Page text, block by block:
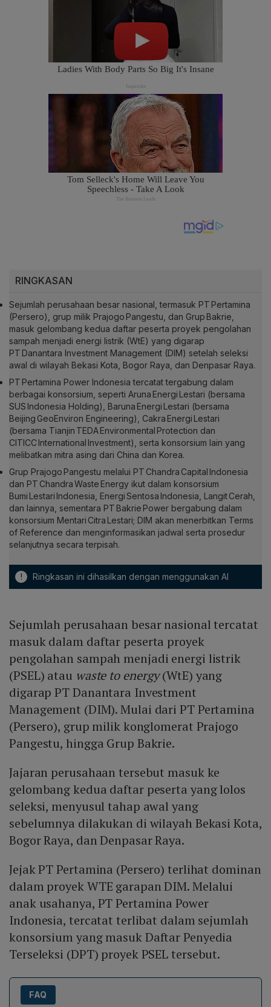
RINGKASAN
Sejumlah perusahaan besar nasional, termasuk PT Pertamina
(Persero), grup milik Prajogo Pangestu, dan Grup Bakrie,
masuk gelombang kedua daftar peserta proyek pengolahan
sampah menjadi energi listrik (WtE) yang digarap
PT Danantara Investment Management (DIM) setelah seleksi
awal di wilayah Bekasi Kota, Bogor Raya, dan Denpasar Raya.
PT Pertamina Power Indonesia tercatat tergabung dalam
berbagai konsorsium, seperti Aruna Energi Lestari (bersama
SUS Indonesia Holding), Baruna Energi Lestari (bersama
Beijing GeoEnviron Engineering), Cakra Energi Lestari
(bersama Tianjin TEDA Environmental Protection dan
CITICC International Investment), serta konsorsium lain yang
melibatkan mitra asing dari China dan Korea.
Grup Prajogo Pangestu melalui PT Chandra Capital Indonesia
dan PT Chandra Waste Energy ikut dalam konsorsium
Bumi Lestari Indonesia, Energi Sentosa Indonesia, Langit Cerah,
dan lainnya, sementara PT Bakrie Power bergabung dalam
konsorsium Mentari Citra Lestari; DIM akan menerbitkan Terms
of Reference dan menginformasikan jadwal serta prosedur
selanjutnya secara terpisah.
! Ringkasan ini dihasilkan dengan menggunakan AI
Sejumlah perusahaan besar nasional tercatat
masuk dalam daftar peserta proyek
pengolahan sampah menjadi energi listrik
(PSEL) atau waste to energy(WtE) yang
digarap PT Danantara Investment
Management (DIM). Mulai dari PT Pertamina
(Persero), grup milik konglomerat Prajogo
Pangestu, hingga Grup Bakrie.
Jajaran perusahaan tersebut masuk ke
gelombang kedua daftar peserta yang lolos
seleksi, menyusul tahap awal yang
sebelumnya dilakukan di wilayah Bekasi Kota,
Bogor Raya, dan Denpasar Raya.
Jejak PT Pertamina (Persero) terlihat dominan
dalam proyek WTE garapan DIM. Melalui
anak usahanya, PT Pertamina Power
Indonesia, tercatat terlibat dalam sejumlah
konsorsium yang masuk Daftar Penyedia
Terseleksi (DPT) proyek PSEL tersebut.
FAQ